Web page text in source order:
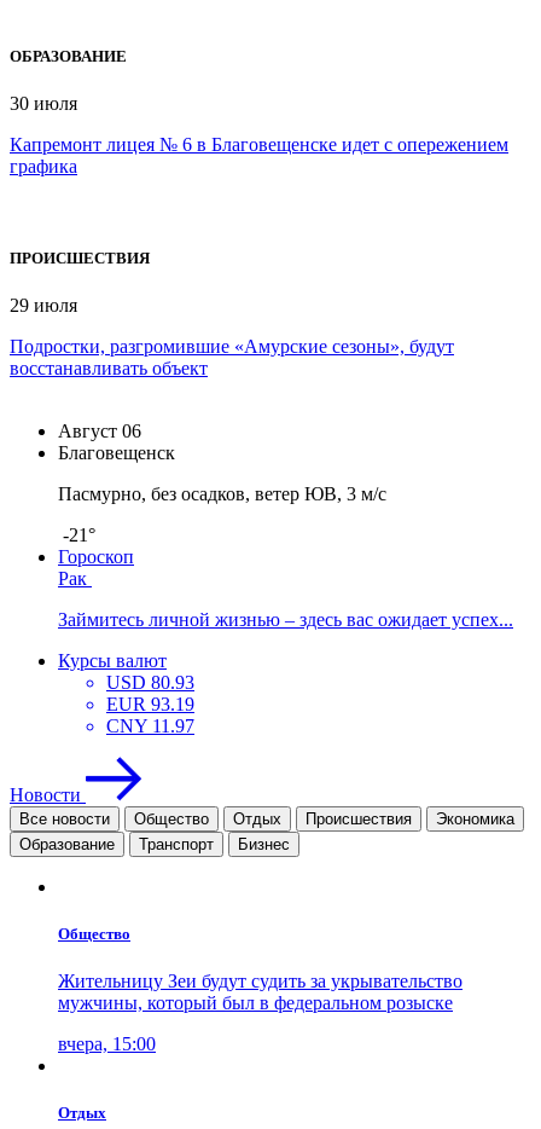
ОБРАЗОВАНИЕ
30 июля
Капремонт лицея № 6 в Благовещенске идет с опережением
графика
ПРОИCШЕСТВИЯ
29 июля
Подростки, разгромившие «Амурские сезоны», будут
восстанавливать объект
Август 06
Благовещенск
Пасмурно, без осадков, ветер ЮВ, 3 м/с
-21°
Гороскоп
Рак
Займитесь личной жизнью – здесь вас ожидает успех...
Курсы валют
USD 80.93
EUR 93.19
CNY 11.97
Новости
Все новости Общество Отдых Проиcшествия
Экономика
Образование
Транспорт Бизнес
Общество
Жительницу Зеи будут судить за укрывательство
мужчины, который был в федеральном розыске
вчера, 15:00
Отдых